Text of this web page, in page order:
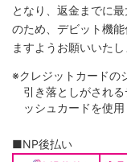
となり、返金までに
のため、デビット機
ますようお願いいたし
※クレジットカードの
引き落としがされ
ッシュカードを使
■NP後払い